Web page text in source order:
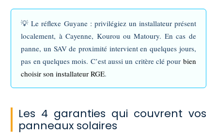
💡Le réflexe Guyane: privilégiez un installateur présent
localement, à Cayenne, Kourou ou Matoury. En cas de
panne, un SAV de proximité intervient en quelques jours,
pas en quelques mois. C’est aussi un critère clé pour bien
choisir son installateur RGE.
Les 4 garanties qui couvrent vos
panneaux solaires